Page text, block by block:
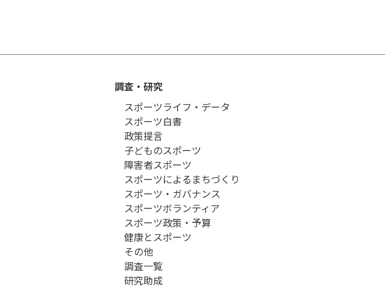
調査・研究
スポーツライフ・データ
スポーツ白書
政策提言
子どものスポーツ
障害者スポーツ
スポーツによるまちづくり
スポーツ・ガバナンス
スポーツボランティア
スポーツ政策・予算
健康とスポーツ
その他
調査一覧
研究助成